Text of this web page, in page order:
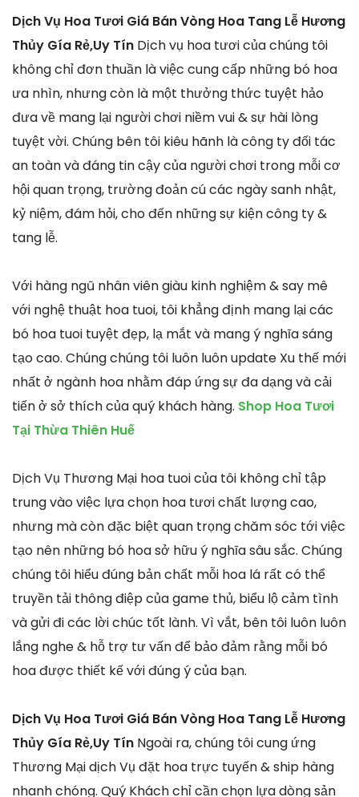
Dịch Vụ Hoa Tươi Giá Bán Vòng Hoa Tang Lễ Hương
Thủy Gía Rẻ,Uy Tín Dịch vụ hoa tươi của chúng tôi
không chỉ đơn thuần là việc cung cấp những bó hoa
ưa nhìn, nhưng còn là một thưởng thức tuyệt hảo
đưa về mang lại người chơi niềm vui & sự hài lòng
tuyệt vời. Chúng bên tôi kiêu hãnh là công ty đối tác
an toàn và đáng tin cậy của người chơi trong mỗi cơ
hội quan trọng, trường đoản cú các ngày sanh nhật,
kỷ niệm, đám hỏi, cho đến những sự kiện công ty &
tang lễ.
Với hàng ngũ nhân viên giàu kinh nghiệm & say mê
với nghệ thuật hoa tuoi, tôi khẳng định mang lại các
bó hoa tuoi tuyệt đẹp, lạ mắt và mang ý nghĩa sáng
tạo cao. Chúng chúng tôi luôn luôn update Xu thế mới
nhất ở ngành hoa nhằm đáp ứng sự đa dạng và cải
tiến ở sở thích của quý khách hàng. Shop Hoa Tươi
Tại Thừa Thiên Huế
Dịch Vụ Thương Mại hoa tuoi của tôi không chỉ tập
trung vào việc lựa chọn hoa tươi chất lượng cao,
nhưng mà còn đặc biệt quan trọng chăm sóc tới việc
tạo nên những bó hoa sở hữu ý nghĩa sâu sắc. Chúng
chúng tôi hiểu đúng bản chất mỗi hoa lá rất có thể
truyền tải thông điệp của game thủ, biểu lộ cảm tình
và gửi đi các lời chúc tốt lành. Vì vắt, bên tôi luôn luôn
lắng nghe & hỗ trợ tư vấn để bảo đảm rằng mỗi bó
hoa được thiết kế với đúng ý của bạn.
Dịch Vụ Hoa Tươi Giá Bán Vòng Hoa Tang Lễ Hương
Thủy Gía Rẻ,Uy Tín Ngoài ra, chúng tôi cung ứng
Thương Mại dịch Vụ đặt hoa trực tuyến & ship hàng
nhanh chóng. Quý Khách chỉ cần chọn lựa dòng sản